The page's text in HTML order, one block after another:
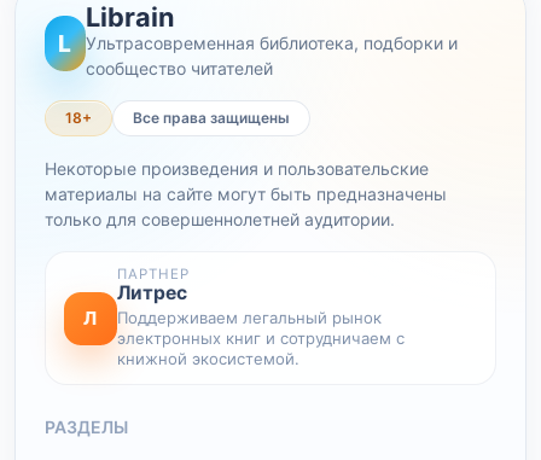
L
Librain
Ультрасовременная библиотека, подборки и
сообщество читателей
18+ Все права защищены
Некоторые произведения и пользовательские
материалы на сайте могут быть предназначены
только для совершеннолетней аудитории.
Л
ПАРТНЕР
Литрес
Поддерживаем легальный рынок
электронных книг и сотрудничаем с
книжной экосистемой.
РАЗДЕЛЫ